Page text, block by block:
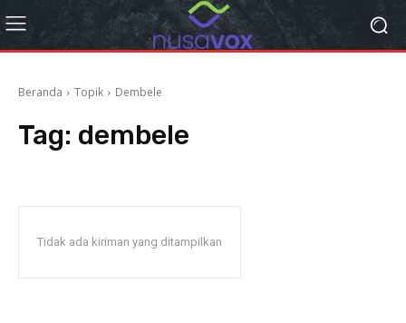
Beranda Topik Dembele
Tag: dembele
Tidak ada kiriman yang ditampilkan